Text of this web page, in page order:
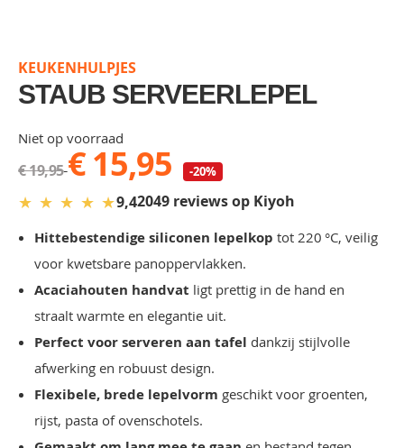
beginning
of
the
gallery
KEUKENHULPJES
STAUB SERVEERLEPEL
Niet op voorraad
€ 19,95€ 15,95 -20%
★ ★ ★ ★ ★9,42049 reviews op Kiyoh
Hittebestendige siliconen lepelkop tot 220 °C, veilig
voor kwetsbare panoppervlakken.
Acaciahouten handvat ligt prettig in de hand en
straalt warmte en elegantie uit.
Perfect voor serveren aan tafel dankzij stijlvolle
afwerking en robuust design.
Flexibele, brede lepelvorm geschikt voor groenten,
rijst, pasta of ovenschotels.